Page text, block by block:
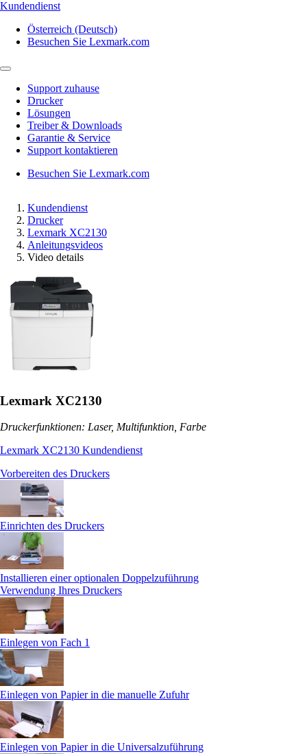
Kundendienst
Österreich (Deutsch)
Besuchen Sie Lexmark.com
Support zuhause
Drucker
Lösungen
Treiber & Downloads
Garantie & Service
Support kontaktieren
Besuchen Sie Lexmark.com
Kundendienst
Drucker
Lexmark XC2130
Anleitungsvideos
Video details
Lexmark XC2130
Druckerfunktionen: Laser, Multifunktion, Farbe
Lexmark XC2130 Kundendienst
Vorbereiten des Druckers
Einrichten des Druckers
Installieren einer optionalen Doppelzuführung
Verwendung Ihres Druckers
Einlegen von Fach 1
Einlegen von Papier in die manuelle Zufuhr
Einlegen von Papier in die Universalzuführung